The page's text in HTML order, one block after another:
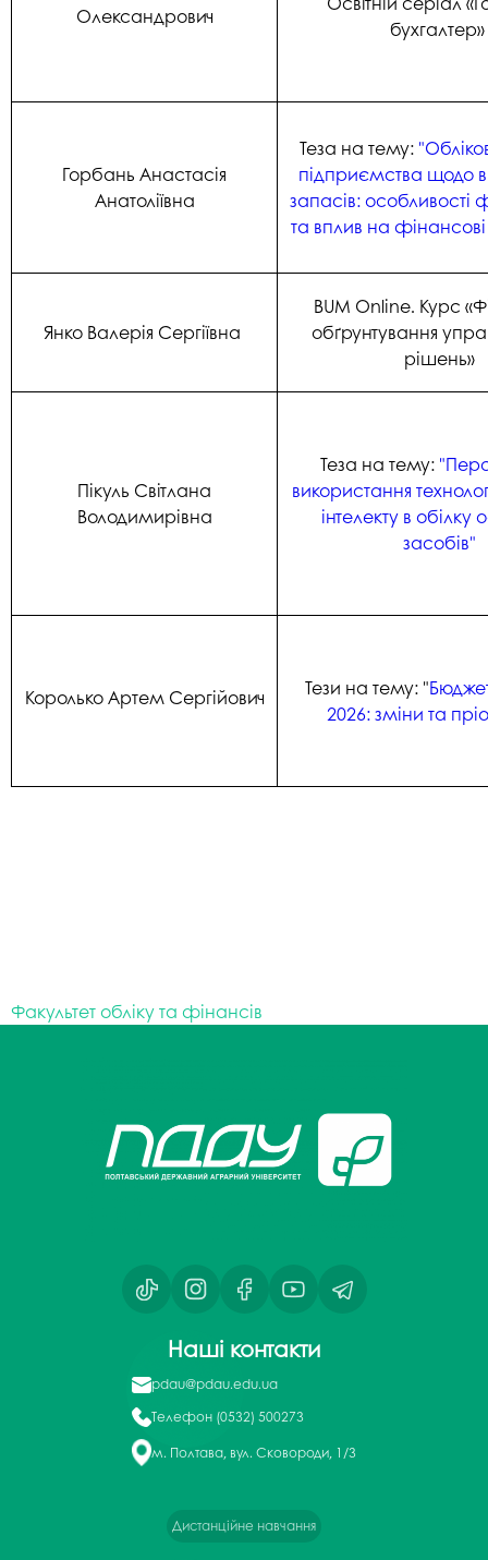
Олександрович
бухгалтер»
Горбань Анастасія
Анатоліївна
Теза на тему:
підприємства щодо
запасів:
та вплив на фінансові
Янко Валерія Сергіївна
BUM Online. Курс
обґрунтування
рішень»
Пікуль Світлана
Володимирівна
Теза на тему:
використання
інтелекту в обілку
засобів"
Королько Артем Сергійович Тези на тему: "
2026: зміни та
Факультет обліку та фінансів
Наші контакти
pdau@pdau.edu.ua
Телефон (0532) 500273
м. Полтава, вул. Сковороди, 1/3
Дистанційне навчання